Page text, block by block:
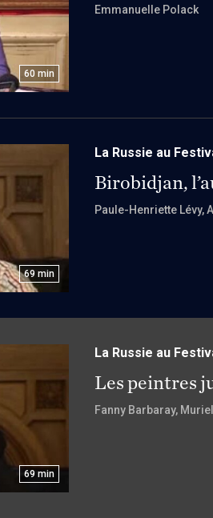
60 min
Emmanuelle Polack
69 min
La Russie au
Birobidjan,
Paule-Henriette Lévy,
69 min
La Russie au
Les peintres
Fanny Barbaray,